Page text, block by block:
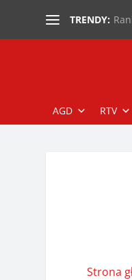
TRENDY:
AGD RTV
Strona